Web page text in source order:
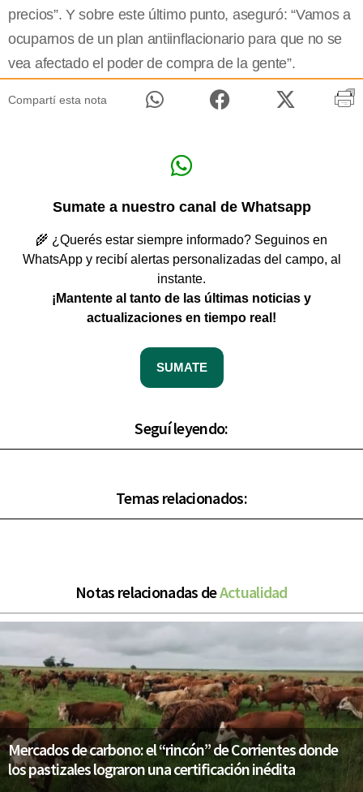
precios”. Y sobre este último punto, aseguró: “Vamos a
ocuparnos de un plan antiinflacionario para que no se
vea afectado el poder de compra de la gente”.
Compartí esta nota
Sumate a nuestro canal de Whatsapp
🌾 ¿Querés estar siempre informado? Seguinos en
WhatsApp y recibí alertas personalizadas del campo, al
instante.
¡Mantente al tanto de las últimas noticias y
actualizaciones en tiempo real!
SUMATE
Seguí leyendo:
Temas relacionados:
Notas relacionadas deActualidad
Mercados de carbono: el “rincón” de Corrientes donde
los pastizales lograron una certificación inédita